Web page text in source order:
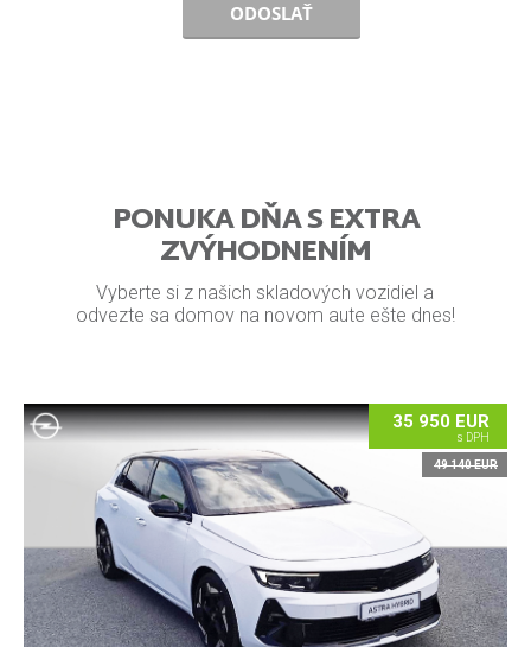
ODOSLAŤ
PONUKA DŇA S EXTRA
ZVÝHODNENÍM
Vyberte si z našich skladových vozidiel a
odvezte sa domov na novom aute ešte dnes!
49 140 EUR
35 950 EUR
s DPH